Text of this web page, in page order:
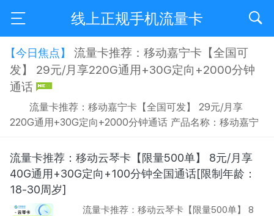
线上正规手机流量卡
【今日焦点】
流量卡推荐：移动嘉宁卡【全国可
发】 29元/月享220G通用+30G定向+2000分钟
通话
流量卡推荐：移动嘉宁卡【全国可发】 29元/月享
220G通用+30G定向+2000分钟通话 产品名称：移动嘉宁
+2000分钟通话(全国可发，超高性价比，三年套餐，激活
需设置服务密码) 套餐归属：随机 配送方式：京东/顺丰/其
他 开卡方式：自主激活 首充渠道：任意渠道首充200元 ...
流量卡推荐：移动云琴卡【限量500单】 8元/月享
40G通用+30G定向+100分钟全国通话[限制年龄：
18-30周岁]
流量卡推荐：移动云琴卡【限量500单】 8